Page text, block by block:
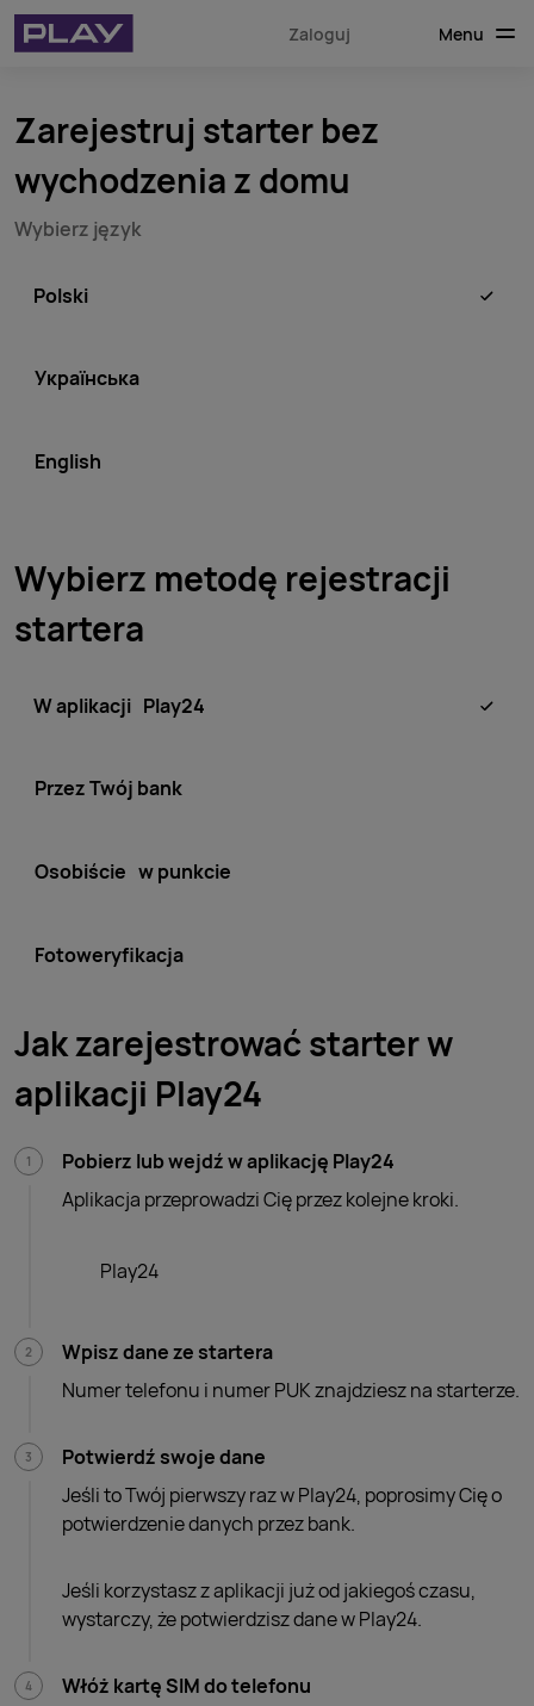
Zaloguj Menu
Zarejestruj starter bez
wychodzenia z domu
Wybierz język
Polski
Українська
English
Wybierz metodę rejestracji
startera
W aplikacji Play24
Przez Twój bank
Osobiście w punkcie
Fotoweryfikacja
Jak zarejestrować starter w
aplikacji Play24
Pobierz lub wejdź w aplikację Play24
Aplikacja przeprowadzi Cię przez kolejne kroki.
Play24
Wpisz dane ze startera
Numer telefonu i numer PUK znajdziesz na starterze.
Potwierdź swoje dane
Jeśli to Twój pierwszy raz w Play24, poprosimy Cię o
potwierdzenie danych przez bank.
Jeśli korzystasz z aplikacji już od jakiegoś czasu,
wystarczy, że potwierdzisz dane w Play24.
Włóż kartę SIM do telefonu